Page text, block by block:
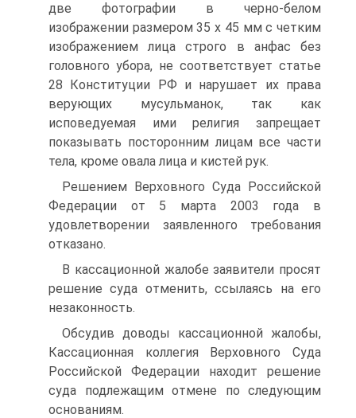
две фотографии в черно-белом
изображении размером 35 х 45 мм с четким
изображением лица строго в анфас без
головного убора, не соответствует статье
28 Конституции РФ и нарушает их права
верующих мусульманок, так как
исповедуемая ими религия запрещает
показывать посторонним лицам все части
тела, кроме овала лица и кистей рук.
Решением Верховного Суда Российской
Федерации от 5 марта 2003 года в
удовлетворении заявленного требования
отказано.
В кассационной жалобе заявители просят
решение суда отменить, ссылаясь на его
незаконность.
Обсудив доводы кассационной жалобы,
Кассационная коллегия Верховного Суда
Российской Федерации находит решение
суда подлежащим отмене по следующим
основаниям.